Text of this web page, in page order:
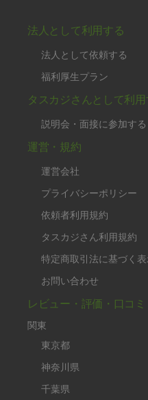
法人として利用する
法人として依頼する
福利厚生プラン
タスカジさんとして利用
説明会・面接に参加する
運営・規約
運営会社
プライバシーポリシー
依頼者利用規約
タスカジさん利用規約
特定商取引法に基づく
お問い合わせ
レビュー・評価・口コミ
関東
東京都
神奈川県
千葉県